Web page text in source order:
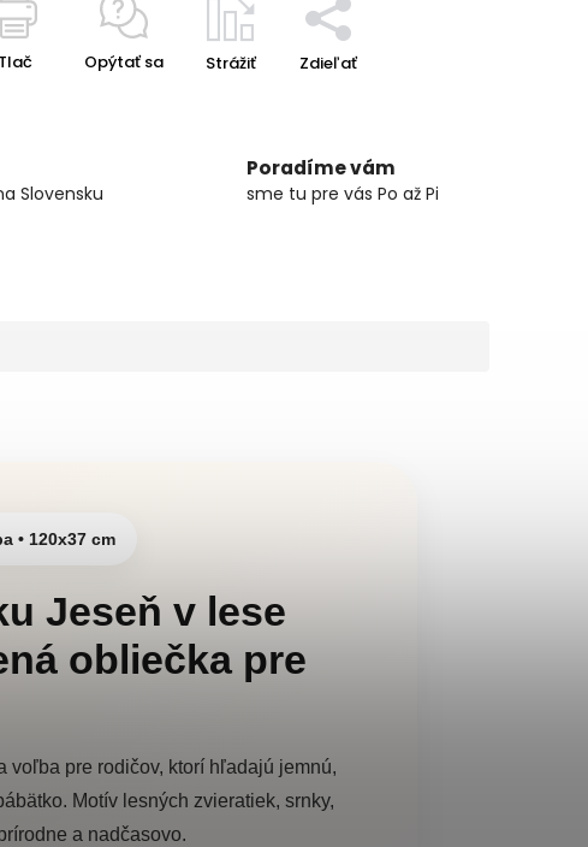
Tlač Opýtať sa Strážiť Zdieľať
Slovensku
Poradíme vám
sme tu pre vás Po až Pi
• 120x37 cm
Jeseň v lese
obliečka pre
voľba pre rodičov, ktorí hľadajú jemnú,
Motív lesných zvieratiek, srnky,
a nadčasovo.